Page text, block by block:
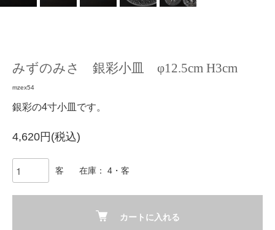
みずのみさ 銀彩小皿 φ12.5cm H3cm
mzex54
銀彩の4寸小皿です。
4,620円(税込)
客 在庫： 4・客
カートに入れる